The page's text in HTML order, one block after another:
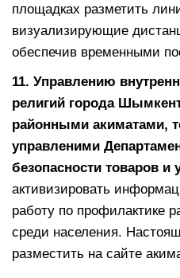
площадках разметить
визуализирующие
обеспечив временными
11. Управлению
религий города
районными акиматами,
управленими
безопасности товаров
активизировать
работу по профилактике
среди населения.
разместить на сайте